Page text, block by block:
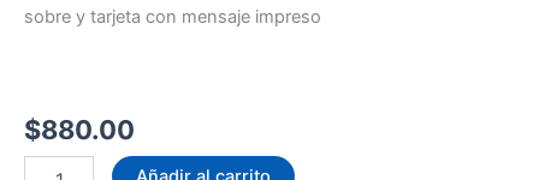
sobre y tarjeta con mensaje impreso
$880.00